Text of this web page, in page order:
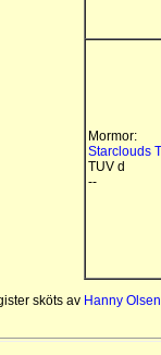
Mormor:
Starclouds
TUV d
--
sköts av Hanny Olsen